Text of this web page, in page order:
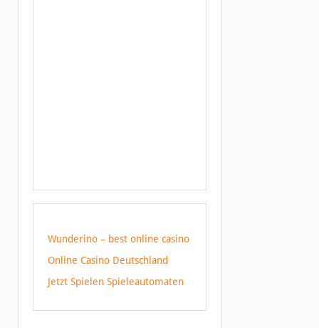
Wunderino – best online casino
Online Casino Deutschland
Jetzt Spielen Spieleautomaten